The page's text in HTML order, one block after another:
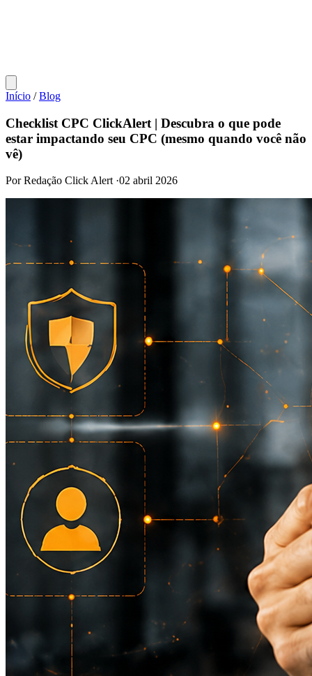
Início / Blog
Checklist CPC ClickAlert | Descubra o que pode
estar impactando seu CPC (mesmo quando você não
vê)
Por Redação Click Alert ·02 abril 2026